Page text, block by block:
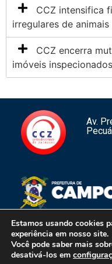
CCZ intensifica
irregulares de
CCZ encerra
imóveis
Av.
Estamos usando cookies
experiência em nosso site.
Você pode saber mais
desativá-los em